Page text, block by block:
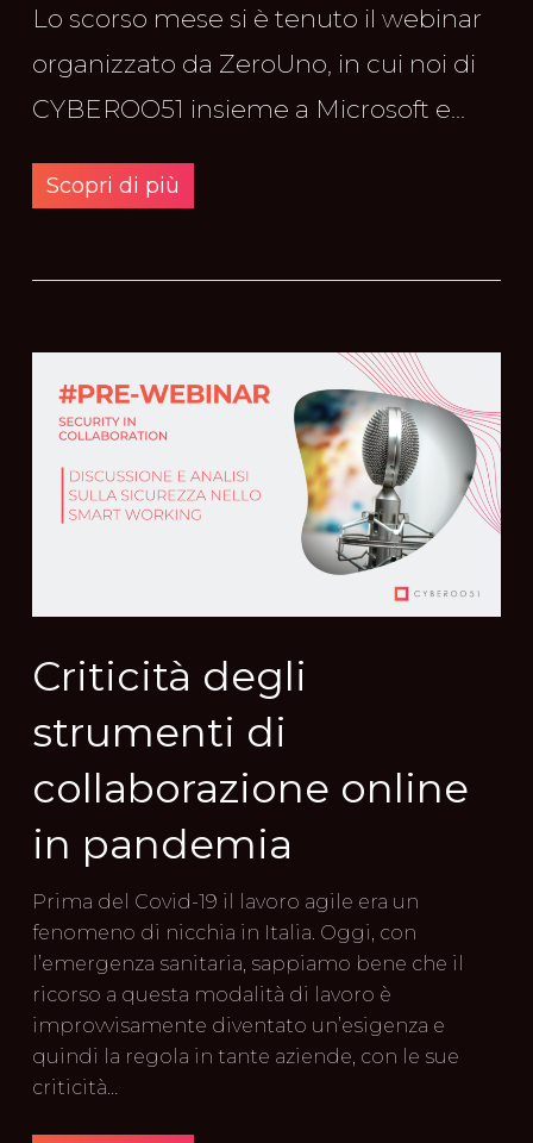
Lo scorso mese si è tenuto il webinar
organizzato da ZeroUno, in cui noi di
CYBEROO51 insieme a Microsoft e...
Scopri di più
Criticità degli
strumenti di
collaborazione online
in pandemia
Prima del Covid-19 il lavoro agile era un
fenomeno di nicchia in Italia. Oggi, con
l’emergenza sanitaria, sappiamo bene che il
ricorso a questa modalità di lavoro è
improvvisamente diventato un’esigenza e
quindi la regola in tante aziende, con le sue
criticità…